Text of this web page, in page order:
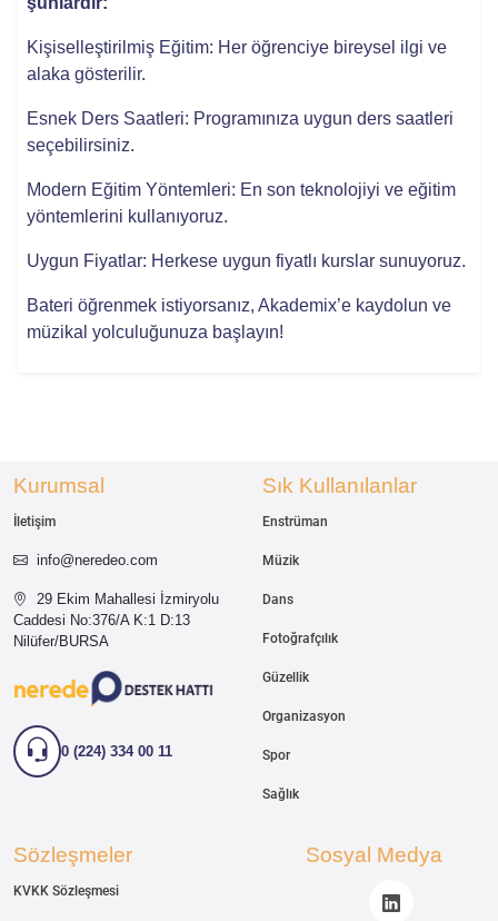
Kişiselleştirilmiş Eğitim: Her öğrenciye bireysel ilgi ve
alaka gösterilir.
Esnek Ders Saatleri: Programınıza uygun ders saatleri
seçebilirsiniz.
Modern Eğitim Yöntemleri: En son teknolojiyi ve eğitim
yöntemlerini kullanıyoruz.
Uygun Fiyatlar: Herkese uygun fiyatlı kurslar sunuyoruz.
Bateri öğrenmek istiyorsanız, Akademix’e kaydolun ve
müzikal yolculuğunuza başlayın!
Kurumsal
İletişim
info@neredeo.com
29 Ekim Mahallesi İzmiryolu
Caddesi No:376/A K:1 D:13
Nilüfer/BURSA
0 (224) 334 00 11
Sık Kullanılanlar
Enstrüman
Müzik
Dans
Fotoğrafçılık
Güzellik
Organizasyon
Spor
Sağlık
Sözleşmeler
KVKK Sözleşmesi
Sosyal Medya